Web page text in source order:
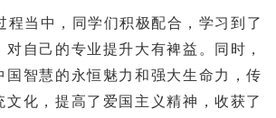
程当中，同学们积极配合，学习到了
自己的专业提升大有裨益。同时，
国智慧的永恒魅力和强大生命力，传
文化，提高了爱国主义精神，收获了